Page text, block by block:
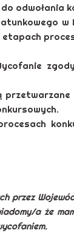
odwołania
przez
a że